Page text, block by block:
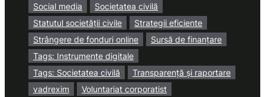
Social media
Societatea civilă
Statutul societății civile
Strategii eficiente
Strângere de fonduri online
Sursă de finanțare
Tags: Instrumente digitale
Tags: Societatea civilă
Transparență și raportare
vadrexim
Voluntariat corporatist